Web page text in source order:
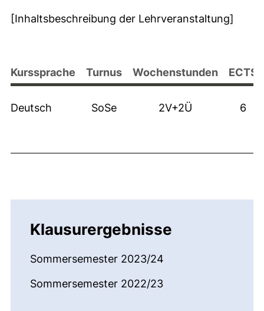
[Inhaltsbeschreibung der Lehrveranstaltung]
Kurssprache Turnus Wochenstunden ECTS
Deutsch SoSe 2V+2Ü 6
Klausurergebnisse
Sommersemester 2023/24
Sommersemester 2022/23